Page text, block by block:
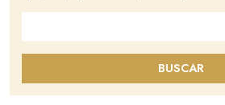
BUSCAR